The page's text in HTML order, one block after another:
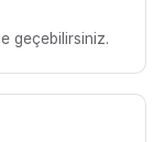
geçebilirsiniz.